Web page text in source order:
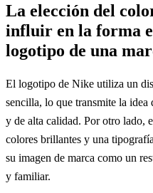
La elección del
influir en la forma
logotipo de una
El logotipo de Nike utiliza un
sencilla, lo que transmite la idea
y de alta calidad. Por otro lado,
colores brillantes y una
su imagen de marca como un
y familiar.